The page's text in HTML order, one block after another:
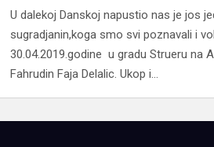
U dalekoj Danskoj napustio nas je jos
sugradjanin,koga smo svi poznavali i
30.04.2019.godine u gradu Strueru na
Fahrudin Faja Delalic. Ukop i…